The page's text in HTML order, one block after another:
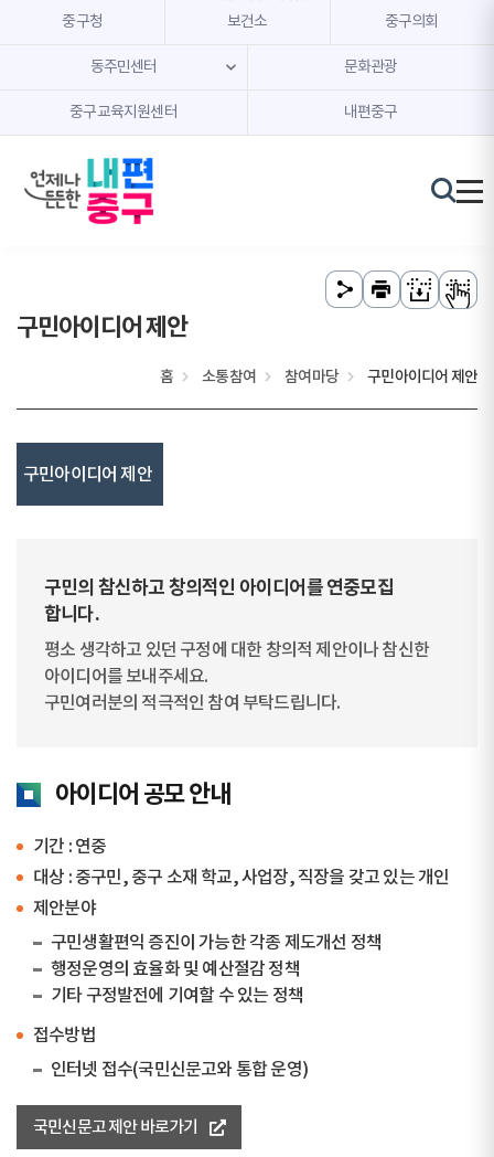
본문 내용 바로가기
주메뉴 바로가기
중구청 보건소 중구의회
동주민센터 문화관광
중구교육지원센터 내편중구
구민아이디어 제안
홈 소통참여 참여마당 구민아이디어 제안
구민아이디어 제안
구민의 참신하고 창의적인 아이디어를 연중모집
합니다.
평소 생각하고 있던 구정에 대한 창의적 제안이나 참신한
아이디어를 보내주세요.
구민여러분의 적극적인 참여 부탁드립니다.
아이디어 공모 안내
기간 : 연중
대상 : 중구민, 중구 소재 학교, 사업장, 직장을 갖고 있는 개인
제안분야
구민생활편익 증진이 가능한 각종 제도개선 정책
행정운영의 효율화 및 예산절감 정책
기타 구정발전에 기여할 수 있는 정책
접수방법
인터넷 접수(국민신문고와 통합 운영)
국민신문고 제안 바로가기